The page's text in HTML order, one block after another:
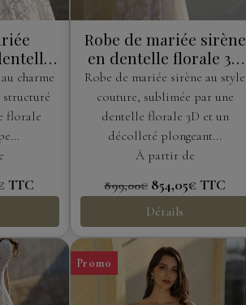
&
charme
florale
TTC
Robe de mariée sirène
en dentelle florale 3D
avec décolleté
plongeant et ras-de-
cou amovible
Robe de mariée sirène au style
couture, sublimée par une
dentelle florale 3D et un
décolleté plongeant...
À partir de
899,00€ 854,05€TTC
Détails
Promo